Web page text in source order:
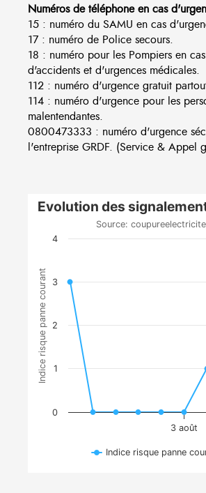
Numéros de téléphone en cas
15 : numéro du SAMU en cas
17 : numéro de Police secours.
18 : numéro pour les Pompiers en
d'accidents et d'urgences médicales.
112 : numéro d'urgence gratuit
114 : numéro d'urgence pour les
malentendantes.
0800473333 : numéro d'urgence
l'entreprise GRDF. (Service & Appel
Indice risque panne courant
Evolution des
Source:
3 août
0
1
2
3
4
Indice risque panne